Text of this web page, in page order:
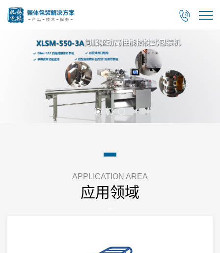

APPLICATION AREA
应用领域